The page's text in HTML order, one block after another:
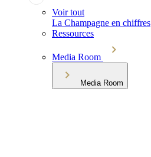
Voir tout
La Champagne en chiffres
Ressources
Media Room
Media Room